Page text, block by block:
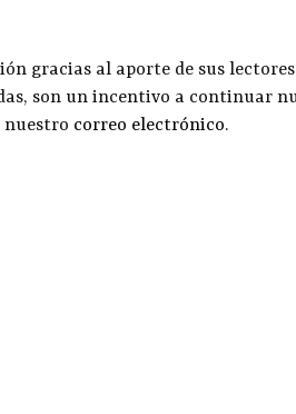
gracias al aporte de sus
son un incentivo a continuar
nuestro correo electrónico.